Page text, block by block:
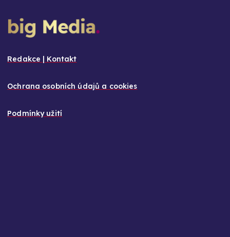
Redakce | Kontakt
Ochrana osobních údajů a cookies
Podmínky užití